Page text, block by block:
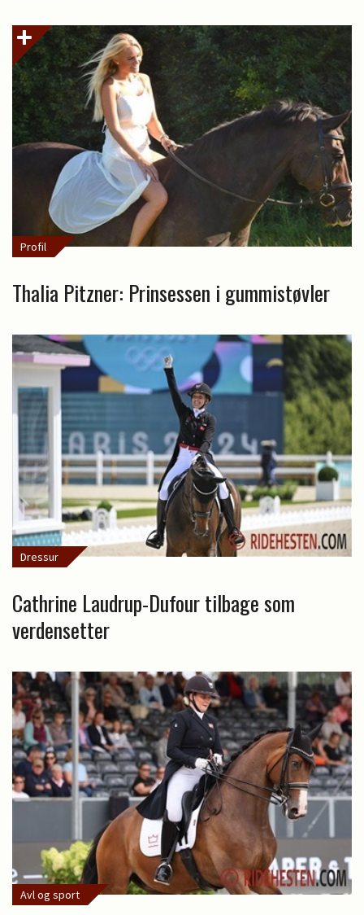
Profil
Thalia Pitzner: Prinsessen i gummistøvler
Dressur
Cathrine Laudrup-Dufour tilbage som
verdensetter
Avl og sport